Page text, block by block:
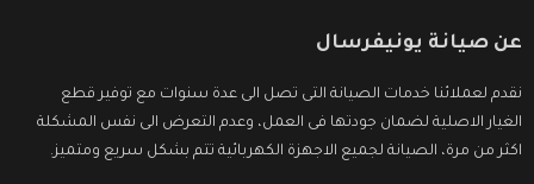
عن صيانة يونيفرسال
نقدم لعملائنا خدمات الصيانة التى تصل الى عدة سنوات مع توفير قطع
الغيار الاصلية لضمان جودتها فى العمل، وعدم التعرض الى نفس المشكلة
اكثر من مرة، الصيانة لجميع الاجهزة الكهربائية تتم بشكل سريع ومتميز.